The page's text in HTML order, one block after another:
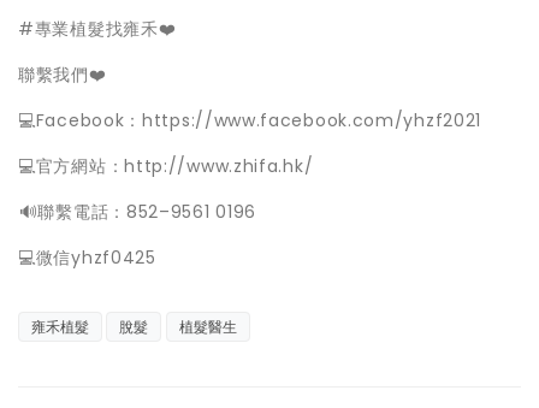
#專業植髮找雍禾❤️
聯繫我們❤️
💻Facebook： https://www.facebook.com/yhzf2021
💻官方網站：http://www.zhifa.hk/
️🔊聯繫電話：852–9561 0196
💻微信yhzf0425
雍禾植髮 脫髮 植髮醫生